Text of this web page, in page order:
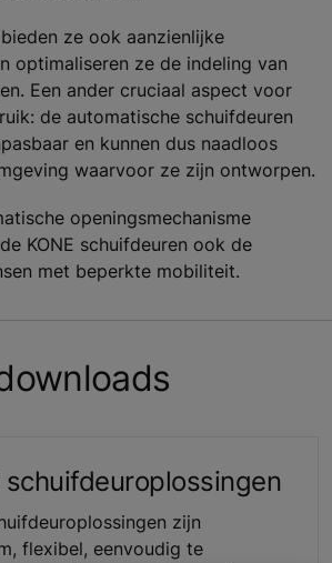
ze ook aanzienlijke
optimaliseren ze de indeling van
Een ander cruciaal aspect voor
de automatische schuifdeuren
en kunnen dus naadloos
waarvoor ze zijn ontworpen.
openingsmechanisme
KONE schuifdeuren ook de
met beperkte mobiliteit.
schuifdeuroplossingen
zijn
flexibel, eenvoudig te